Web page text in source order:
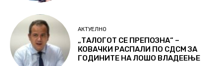
АКТУЕЛНО
„ТАЛОГОТ СЕ ПРЕПОЗНА“ –
КОВАЧКИ РАСПАЛИ ПО СДСМ ЗА
ГОДИНИТЕ НА ЛОШО ВЛАДЕЕЊЕ